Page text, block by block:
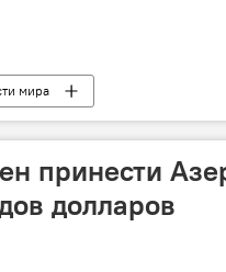
мира
принести
долларов